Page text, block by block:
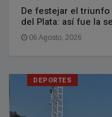
De festejar el triunfo
del Plata: así fue la
06 Agosto, 2026
DEPORTES